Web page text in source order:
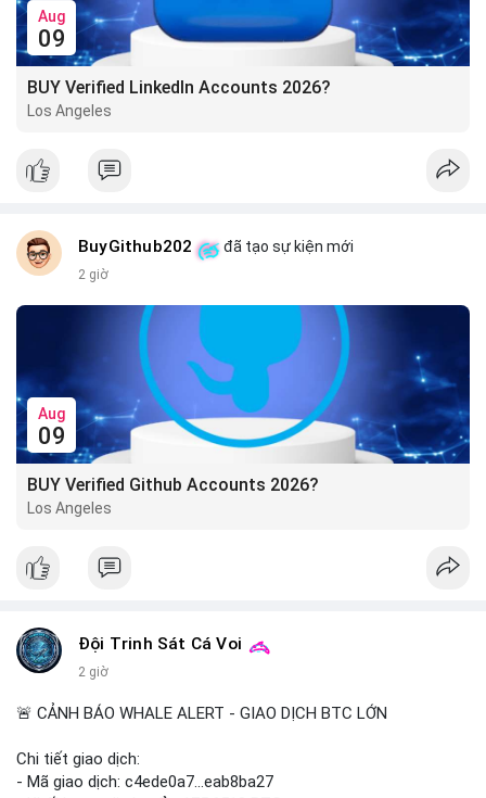
Aug
09
BUY Verified LinkedIn Accounts 2026?
Los Angeles
BuyGithub202 đã tạo sự kiện mới
2 giờ
Aug
09
BUY Verified Github Accounts 2026?
Los Angeles
Đội Trinh Sát Cá Voi
2 giờ
🚨 CẢNH BÁO WHALE ALERT - GIAO DỊCH BTC LỚN
Chi tiết giao dịch:
- Mã giao dịch: c4ede0a7...eab8ba27